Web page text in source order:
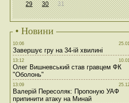
29 30 31
• Новини
10:06
Завершує гру на 34-ій хвилині
13:12
Олег Вишневський став гравцем ФК
"Оболонь"
13:09
Валерій Пересоляк: Пропоную УАФ
припинити атаку на Минай